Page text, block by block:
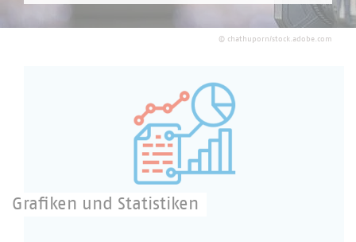
© chathuporn/stock.adobe.com
Grafiken und Statistiken